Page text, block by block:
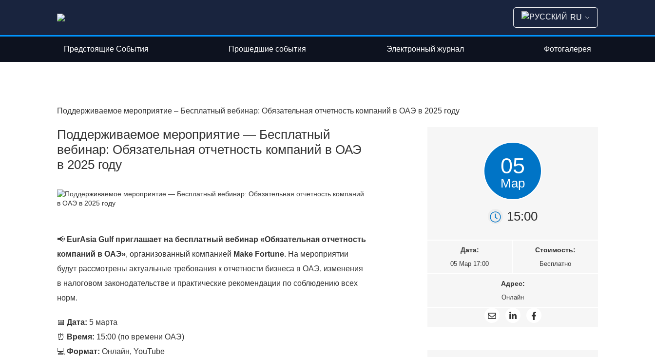
RU
Предстоящие События Прошедшие события Электронный журнал Фотогалерея
Поддерживаемое мероприятие – Бесплатный вебинар: Обязательная отчетность компаний в ОАЭ в 2025 году
Поддерживаемое мероприятие — Бесплатный
вебинар: Обязательная отчетность компаний в ОАЭ
в 2025 году
📢 EurAsia Gulf приглашает на бесплатный вебинар «Обязательная отчетность
компаний в ОАЭ», организованный компанией Make Fortune. На мероприятии
будут рассмотрены актуальные требования к отчетности бизнеса в ОАЭ, изменения
в налоговом законодательстве и практические рекомендации по соблюдению всех
норм.
📅 Дата: 5 марта
⏰ Время: 15:00 (по времени ОАЭ)
💻 Формат: Онлайн, YouTube
05
Мар
15:00
Дата:
05 Мар 17:00
Стоимость:
Бесплатно
Адрес:
Онлайн